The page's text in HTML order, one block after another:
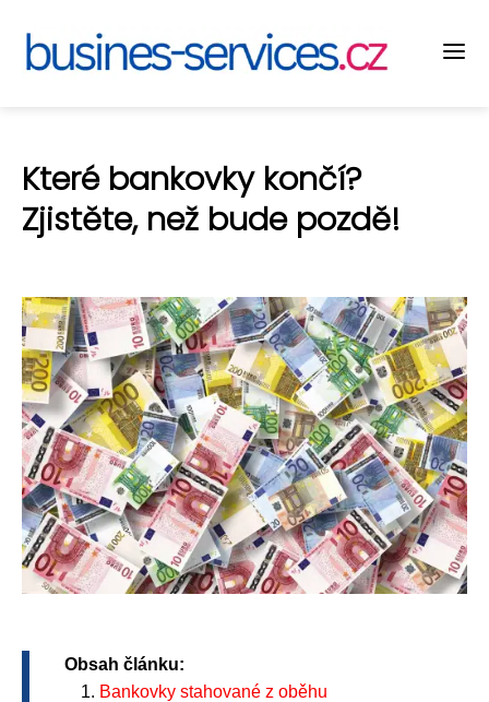
Které bankovky končí?
Zjistěte, než bude pozdě!
Obsah článku:
Bankovky stahované z oběhu